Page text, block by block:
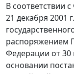
В соответствии
21 декабря 2001
распоряжением
Федерации от 30
основании